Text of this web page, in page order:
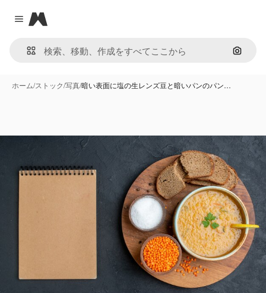
Close menu
Magnific
画像で
ホーム/ストック/写真/暗い表面に塩の生レンズ豆と暗いパンのパン…